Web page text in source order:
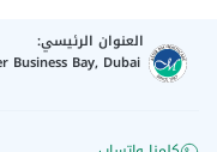
العنوان الرئيسي:
Business Bay, Dubai